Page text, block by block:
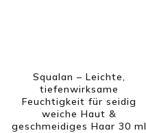
Squalan – Leichte,
tiefenwirksame
Feuchtigkeit für seidig
weiche Haut &
geschmeidiges Haar 30 ml